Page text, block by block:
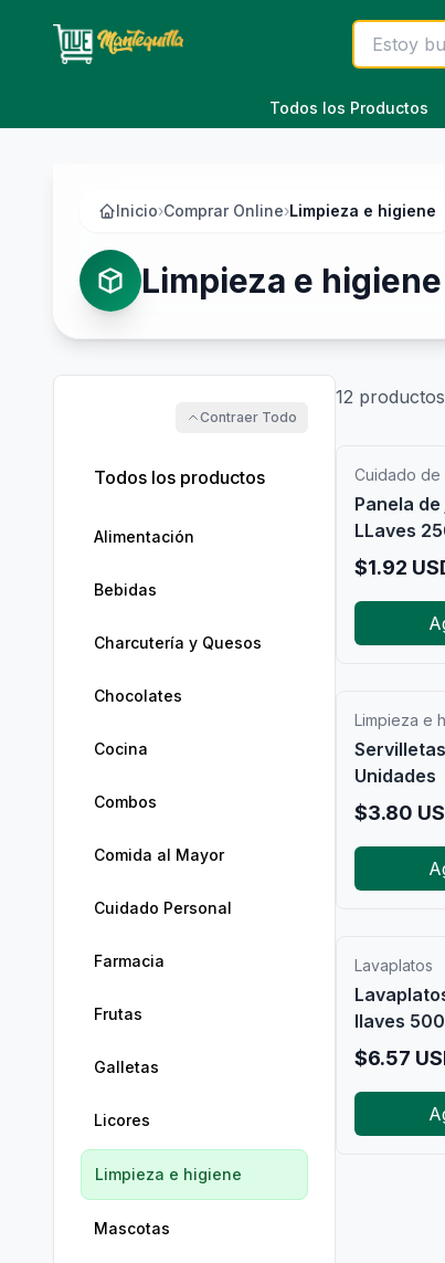
Todos los Productos
Inicio›Comprar Online›Limpieza e higiene
Limpieza e higiene
Contraer Todo
Todos los productos
Alimentación
Bebidas
Charcutería y Quesos
Chocolates
Cocina
Combos
Comida al Mayor
Cuidado Personal
Farmacia
Frutas
Galletas
Licores
Limpieza e higiene
Mascotas
12 productos
Cuidado de
Panela
LLaves
$1.92
Limpieza e
Unidades
$3.80
Lavaplatos
llaves
$6.57